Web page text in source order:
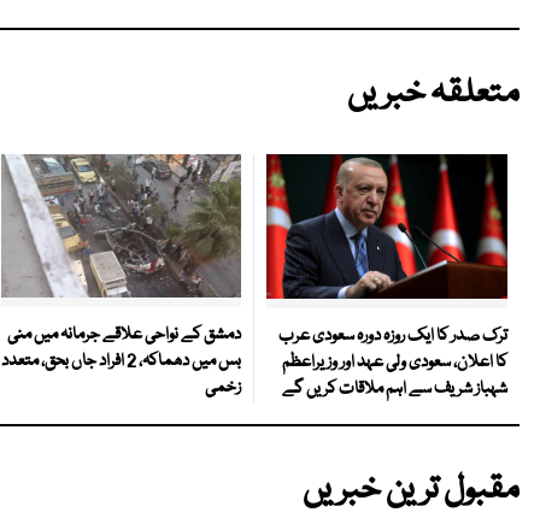
متعلقہ خبریں
ترک صدر کا ایک روزہ دورہ سعودی عرب
کا اعلان، سعودی ولی عہد اور وزیراعظم
شہباز شریف سے اہم ملاقات کریں گے
دمشق کے نواحی علاقے جرمانہ میں منی
بس میں دھماکہ، 2 افراد جاں بحق، متعدد
زخمی
مقبول ترین خبریں